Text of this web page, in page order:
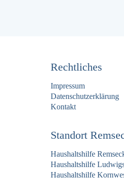
Rechtliches
Impressum
Datenschutzerklärung
Kontakt
Standort
Haushaltshilfe
Haushaltshilfe
Haushaltshilfe